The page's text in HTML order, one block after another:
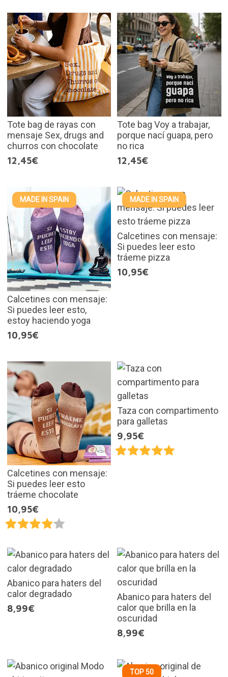
Tote bag de rayas con
mensaje Sex, drugs and
churros con chocolate
12,45€
Tote bag Voy a trabajar,
porque nací guapa, pero
no rica
12,45€
MADE IN SPAIN
Calcetines con mensaje:
Si puedes leer esto,
estoy haciendo yoga
10,95€
MADE IN SPAIN
Calcetines con mensaje:
Si puedes leer esto
tráeme pizza
10,95€
Calcetines con mensaje:
Si puedes leer esto
tráeme chocolate
10,95€
Taza con compartimento
para galletas
9,95€
Abanico para haters del
calor degradado
8,99€
Abanico para haters del
calor que brilla en la
oscuridad
8,99€
TOP 50